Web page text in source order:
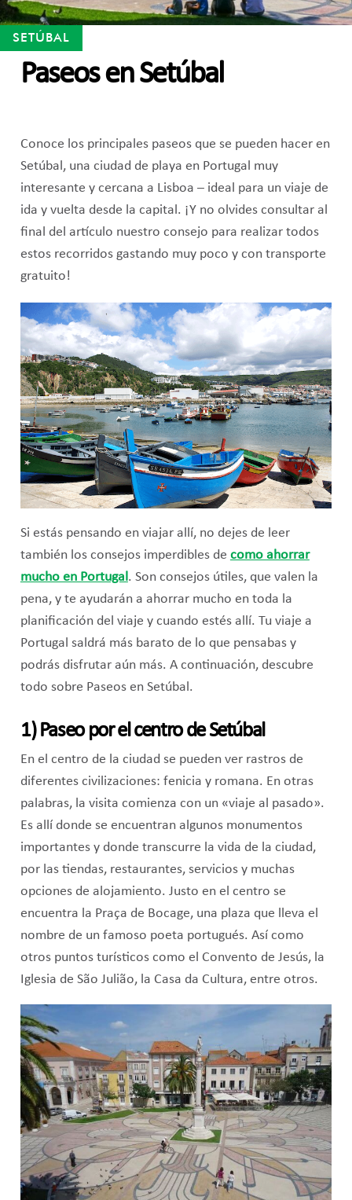
SETÚBAL
Paseos en Setúbal
Conoce los principales paseos que se pueden hacer en
Setúbal, una ciudad de playa en Portugal muy
interesante y cercana a Lisboa – ideal para un viaje de
ida y vuelta desde la capital. ¡Y no olvides consultar al
final del artículo nuestro consejo para realizar todos
estos recorridos gastando muy poco y con transporte
gratuito!
Si estás pensando en viajar allí, no dejes de leer
también los consejos imperdibles de como ahorrar
mucho en Portugal. Son consejos útiles, que valen la
pena, y te ayudarán a ahorrar mucho en toda la
planificación del viaje y cuando estés allí. Tu viaje a
Portugal saldrá más barato de lo que pensabas y
podrás disfrutar aún más. A continuación, descubre
todo sobre Paseos en Setúbal.
1) Paseo por el centro de Setúbal
En el centro de la ciudad se pueden ver rastros de
diferentes civilizaciones: fenicia y romana. En otras
palabras, la visita comienza con un «viaje al pasado».
Es allí donde se encuentran algunos monumentos
importantes y donde transcurre la vida de la ciudad,
por las tiendas, restaurantes, servicios y muchas
opciones de alojamiento. Justo en el centro se
encuentra la Praça de Bocage, una plaza que lleva el
nombre de un famoso poeta portugués. Así como
otros puntos turísticos como el Convento de Jesús, la
Iglesia de São Julião, la Casa da Cultura, entre otros.